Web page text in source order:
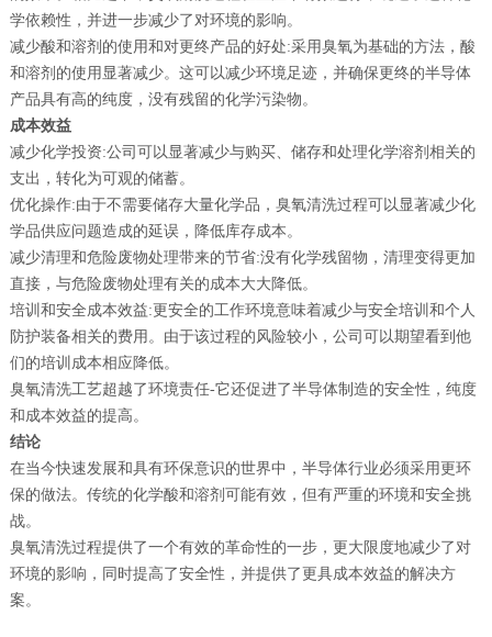
学依赖性，并进一步减少了对环境的影响。
减少酸和溶剂的使用和对更终产品的好处:采用臭氧为基础的方法，酸
和溶剂的使用显著减少。这可以减少环境足迹，并确保更终的半导体
产品具有高的纯度，没有残留的化学污染物。
成本效益
减少化学投资:公司可以显著减少与购买、储存和处理化学溶剂相关的
支出，转化为可观的储蓄。
优化操作:由于不需要储存大量化学品，臭氧清洗过程可以显著减少化
学品供应问题造成的延误，降低库存成本。
减少清理和危险废物处理带来的节省:没有化学残留物，清理变得更加
直接，与危险废物处理有关的成本大大降低。
培训和安全成本效益:更安全的工作环境意味着减少与安全培训和个人
防护装备相关的费用。由于该过程的风险较小，公司可以期望看到他
们的培训成本相应降低。
臭氧清洗工艺超越了环境责任-它还促进了半导体制造的安全性，纯度
和成本效益的提高。
结论
在当今快速发展和具有环保意识的世界中，半导体行业必须采用更环
保的做法。传统的化学酸和溶剂可能有效，但有严重的环境和安全挑
战。
臭氧清洗过程提供了一个有效的革命性的一步，更大限度地减少了对
环境的影响，同时提高了安全性，并提供了更具成本效益的解决方
案。